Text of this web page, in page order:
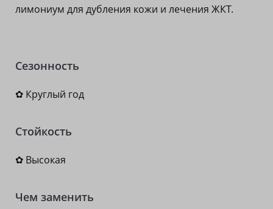
лимониум для дубления кожи и лечения ЖКТ.
Сезонность
✿ Круглый год
Стойкость
✿ Высокая
Чем заменить